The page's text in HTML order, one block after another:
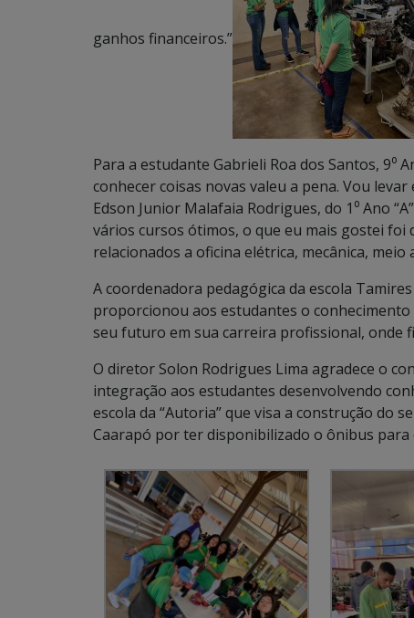
ganhos financeiros.”
Para a estudante Gabrieli Roa dos Santos, 9⁰
conhecer coisas novas valeu a pena. Vou
Edson Junior Malafaia Rodrigues, do 1⁰ Ano
vários cursos ótimos, o que eu mais gostei foi
relacionados a oficina elétrica, mecânica,
A coordenadora pedagógica da escola
proporcionou aos estudantes o
seu futuro em sua carreira profissional, onde
O diretor Solon Rodrigues Lima agradece o
integração aos estudantes desenvolvendo
escola da “Autoria” que visa a construção do
Caarapó por ter disponibilizado o ônibus